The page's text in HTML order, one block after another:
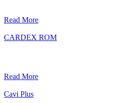
Read More
CARDEX ROM
Read More
Cavi Plus